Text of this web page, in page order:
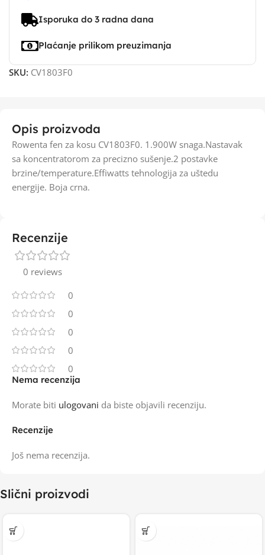
Isporuka do 3 radna dana
Plaćanje prilikom preuzimanja
SKU: CV1803F0
Opis proizvoda
Rowenta fen za kosu CV1803F0. 1.900W snaga.Nastavak
sa koncentratorom za precizno sušenje.2 postavke
brzine/temperature.Effiwatts tehnologija za uštedu
energije. Boja crna.
Recenzije
0 reviews
0
0
0
0
0
Recenzije
Još nema recenzija.
Nema recenzija
Morate biti ulogovani da biste objavili recenziju.
Slični proizvodi